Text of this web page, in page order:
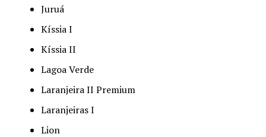
Juruá
Kíssia I
Kíssia II
Lagoa Verde
Laranjeira II Premium
Laranjeiras I
Lion